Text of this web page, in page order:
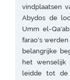
vindplaatsen
Abydos de
Umm el-
farao's
belangrijke
het
leidde tot de